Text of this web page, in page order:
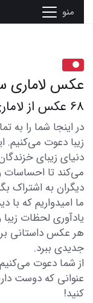
منو
عکس لاماری
68 عکس از لاماری سبز دنیای زیبای خزندگان
در اینجا شما را
دنیای زیبای
می‌کند تا احساسات
دیگران به اشتراک
ما امیدواریم که با
یادآوری لحظات
هر عکس داستانی
جدیدی ببرد.
از شما دعوت
عنوانی که دوست
کنید!